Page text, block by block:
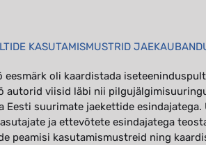
KASUTAMISMUSTRID
oli kaardistada
autorid viisid läbi nii
Eesti suurimate jaekettide
ja ettevõtete esindajatega
peamisi kasutamismustreid ning